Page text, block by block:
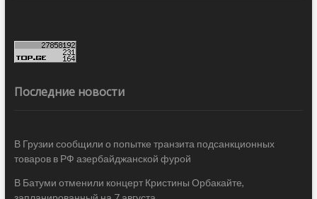
Последние новости
В Грузии сообщили о попытке транзита подсанкционных
товаров в РФ азербайджанской фурой
В Батуми отменили концерт Кристины Орбакайте,